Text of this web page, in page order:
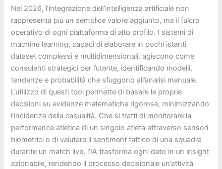
Nel 2026, l’integrazione dell’intelligenza artificiale non
rappresenta più un semplice valore aggiunto, ma il fulcro
operativo di ogni piattaforma di alto profilo. I sistemi di
machine learning, capaci di elaborare in pochi istanti
dataset complessi e multidimensionali, agiscono come
consulenti strategici per l’utente, identificando modelli,
tendenze e probabilità che sfuggono all’analisi manuale.
L’utilizzo di questi tool permette di basare le proprie
decisioni su evidenze matematiche rigorose, minimizzando
l’incidenza della casualità. Che si tratti di monitorare la
performance atletica di un singolo atleta attraverso sensori
biometrici o di valutare il sentiment tattico di una squadra
durante un match live, l’IA trasforma ogni dato in un insight
azionabile, rendendo il processo decisionale un’attività